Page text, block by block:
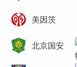
美因茨
北京国安